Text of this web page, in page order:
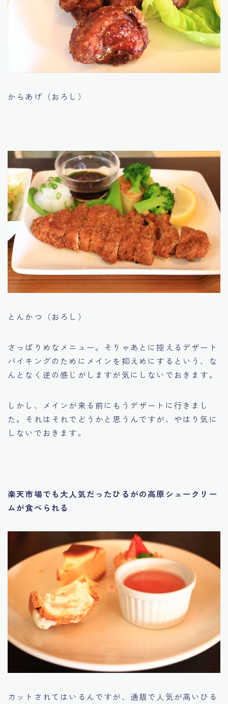
からあげ（おろし）
とんかつ（おろし）
さっぱりめなメニュー。そりゃあとに控えるデザート
バイキングのためにメインを抑えめにするという、な
んとなく逆の感じがしますが気にしないでおきます。
しかし、メインが来る前にもうデザートに行きまし
た。それはそれでどうかと思うんですが、やはり気に
しないでおきます。
楽天市場でも大人気だったひるがの高原シュークリー
ムが食べられる
カットされてはいるんですが、通販で人気が高いひる